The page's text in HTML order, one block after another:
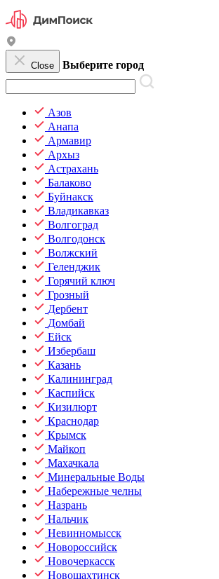
Close Выберите город
Азов
Анапа
Армавир
Архыз
Астрахань
Балаково
Буйнакск
Владикавказ
Волгоград
Волгодонск
Волжский
Геленджик
Горячий ключ
Грозный
Дербент
Домбай
Ейск
Избербаш
Казань
Калининград
Каспийск
Кизилюрт
Краснодар
Крымск
Майкоп
Махачкала
Минеральные Воды
Набережные челны
Назрань
Нальчик
Невинномысск
Новороссийск
Новочеркасск
Новошахтинск